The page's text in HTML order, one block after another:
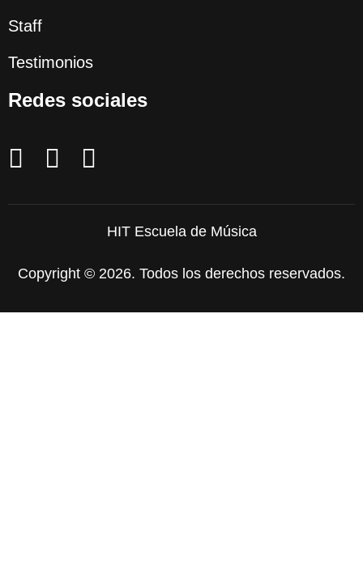
Staff
Testimonios
Redes sociales
HIT Escuela de Música
Copyright © 2026. Todos los derechos reservados.